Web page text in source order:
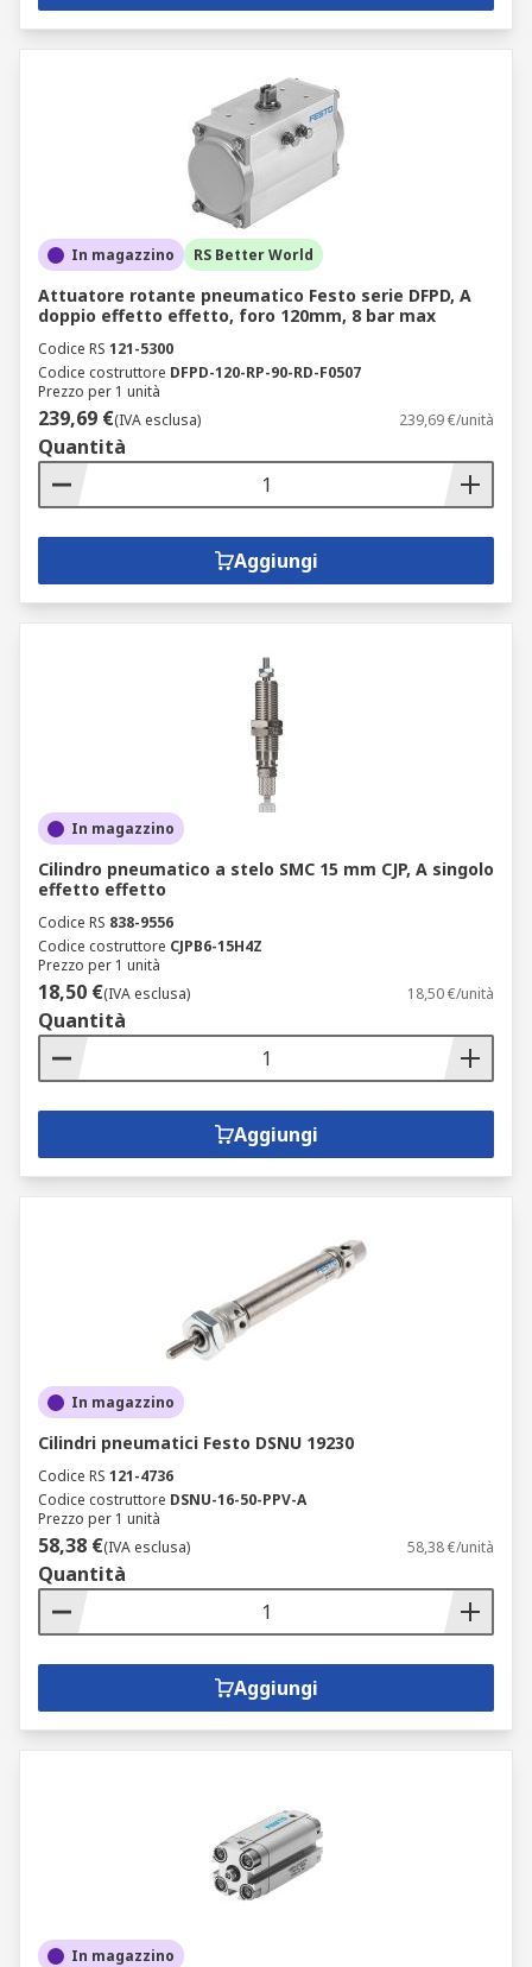
In magazzino RS Better World
Attuatore rotante pneumatico Festo serie DFPD, A
doppio effetto effetto, foro 120mm, 8 bar max
Codice RS 121-5300
Codice costruttore DFPD-120-RP-90-RD-F0507
Prezzo per 1 unità
239,69 €(IVA esclusa) 239,69 €/unità
Quantità
Aggiungi
In magazzino
Cilindro pneumatico a stelo SMC 15 mm CJP, A singolo
effetto effetto
Codice RS 838-9556
Codice costruttore CJPB6-15H4Z
Prezzo per 1 unità
18,50 €(IVA esclusa) 18,50 €/unità
Quantità
Aggiungi
In magazzino
Cilindri pneumatici Festo DSNU 19230
Codice RS 121-4736
Codice costruttore DSNU-16-50-PPV-A
Prezzo per 1 unità
58,38 €(IVA esclusa) 58,38 €/unità
Quantità
Aggiungi
In magazzino